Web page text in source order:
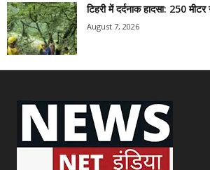
टिहरी में दर्दनाक हादसा: 250 मीटर
August 7, 2026